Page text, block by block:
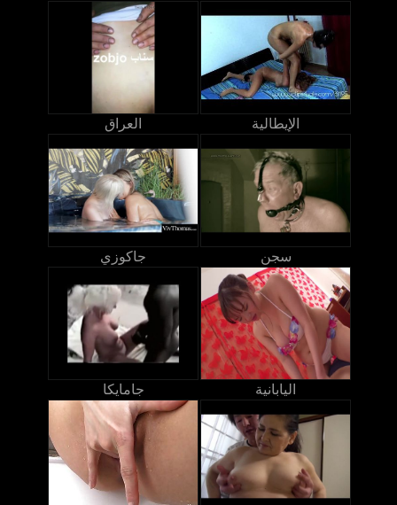
العراق الإيطالية
جاكوزي سجن
جامايكا اليابانية